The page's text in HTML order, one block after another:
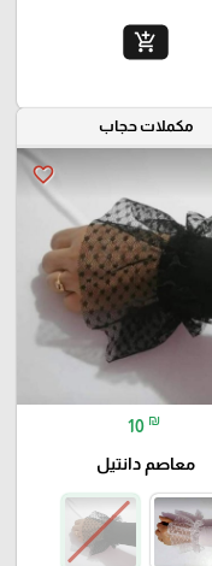
add_shopping_cart
مكملات حجاب
favorite_border
10 ₪
معاصم دانتيل